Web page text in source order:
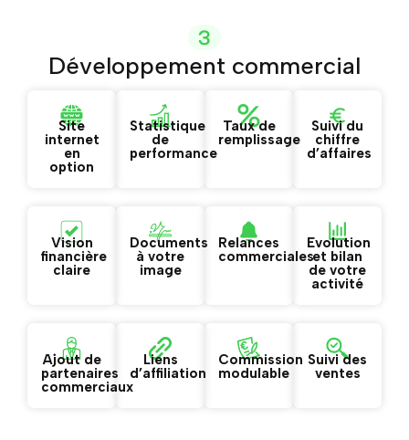
3
Développement commercial
Site
internet
en
option
Statistique
de
performance
Taux de
remplissage
Suivi du
chiffre
d’affaires
Vision
financière
claire
Documents
à votre
image
Relances
commerciales
Evolution
et bilan
de votre
activité
Ajout de
partenaires
commerciaux
Liens
d’affiliation
Commission
modulable
Suivi des
ventes